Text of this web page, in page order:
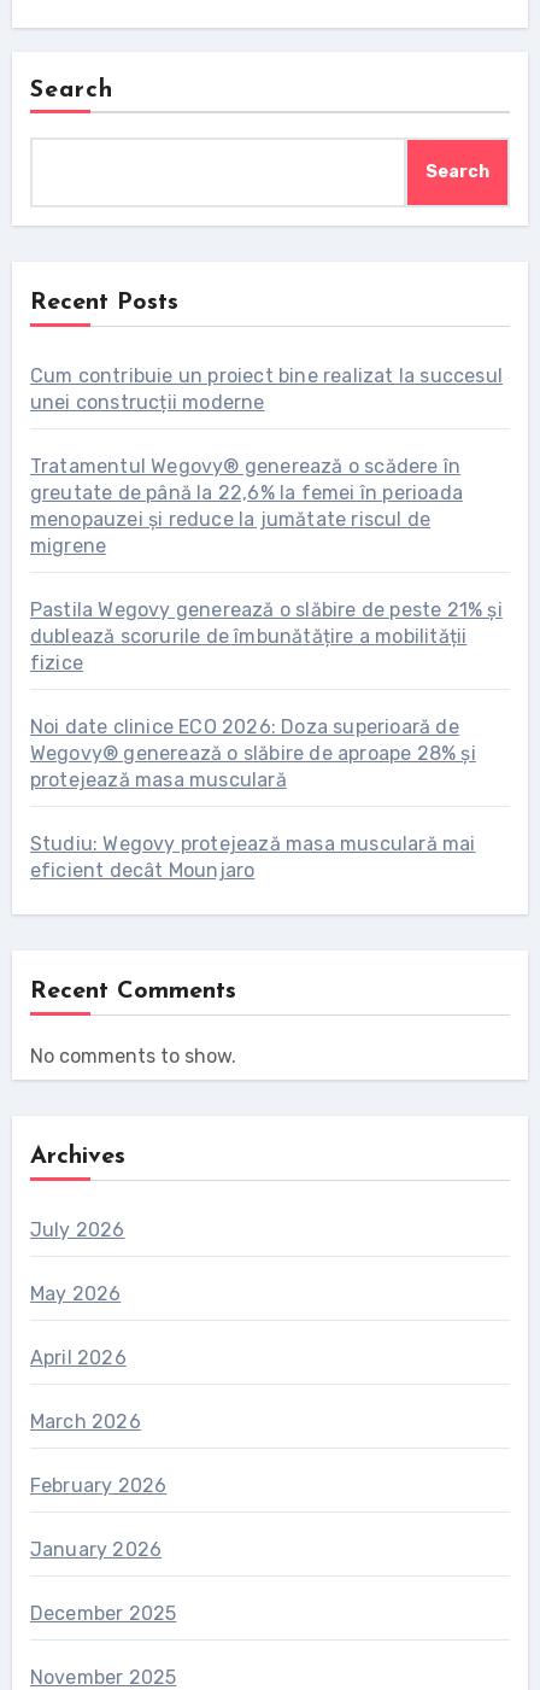
Search
Search
Recent Posts
Cum contribuie un proiect bine realizat la succesul
unei construcții moderne
Tratamentul Wegovy® generează o scădere în
greutate de până la 22,6% la femei în perioada
menopauzei și reduce la jumătate riscul de
migrene
Pastila Wegovy generează o slăbire de peste 21% și
dublează scorurile de îmbunătățire a mobilității
fizice
Noi date clinice ECO 2026: Doza superioară de
Wegovy® generează o slăbire de aproape 28% și
protejează masa musculară
Studiu: Wegovy protejează masa musculară mai
eficient decât Mounjaro
Recent Comments
No comments to show.
Archives
July 2026
May 2026
April 2026
March 2026
February 2026
January 2026
December 2025
November 2025